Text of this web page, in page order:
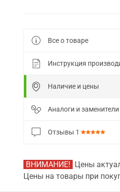
Все о товаре
Инструкция
Наличие и цены
Аналоги и заменители
Отзывы 1
ВНИМАНИЕ! Цены
Цены на товары при